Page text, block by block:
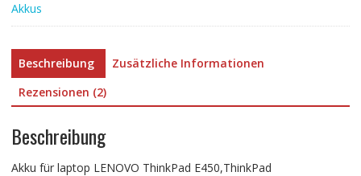
Akkus
Beschreibung
Zusätzliche Informationen
Rezensionen (2)
Beschreibung
Akku für laptop LENOVO ThinkPad E450,ThinkPad